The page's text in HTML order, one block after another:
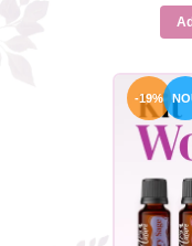
-19%